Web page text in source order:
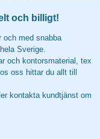
och billigt!
och med snabba
Sverige.
och kontorsmaterial, tex
oss hittar du allt till
kontakta kundtjänst om